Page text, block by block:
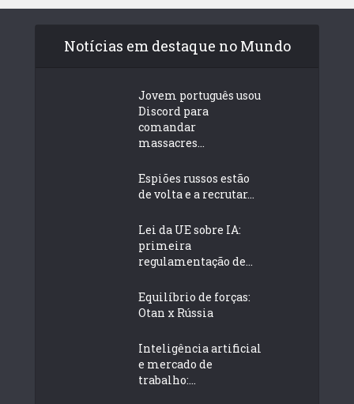
Notícias em destaque no Mundo
Jovem português usou
Discord para
comandar
massacres...
Espiões russos estão
de volta e a recrutar...
Lei da UE sobre IA:
primeira
regulamentação de...
Equilíbrio de forças:
Otan x Rússia
Inteligência artificial
e mercado de
trabalho:...